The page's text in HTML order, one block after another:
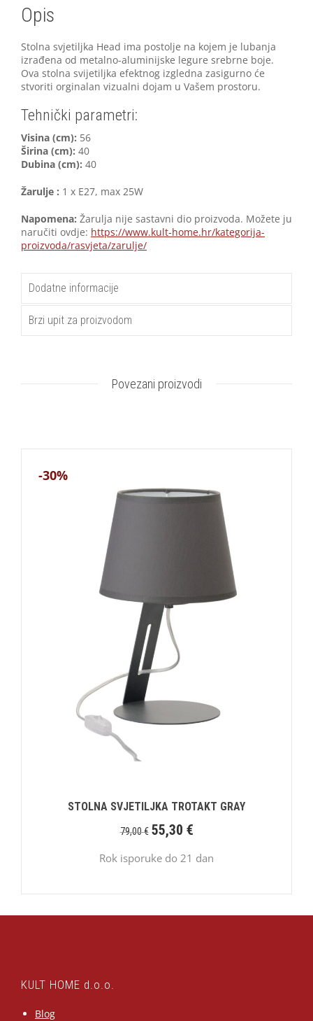
Opis
Stolna svjetiljka Head ima postolje na kojem je lubanja
izrađena od metalno-aluminijske legure srebrne boje.
Ova stolna svijetiljka efektnog izgledna zasigurno će
stvoriti orginalan vizualni dojam u Vašem prostoru.
Tehnički parametri:
Visina (cm): 56
Širina (cm): 40
Dubina (cm): 40
Žarulje : 1 x E27, max 25W
Napomena: Žarulja nije sastavni dio proizvoda. Možete ju
naručiti ovdje: https://www.kult-home.hr/kategorija-
proizvoda/rasvjeta/zarulje/
Dodatne informacije
Brzi upit za proizvodom
Povezani proizvodi
-30%
STOLNA SVJETILJKA TROTAKT GRAY
79,00€ 55,30 €
Rok isporuke do 21 dan
KULT HOME d.o.o.
Blog